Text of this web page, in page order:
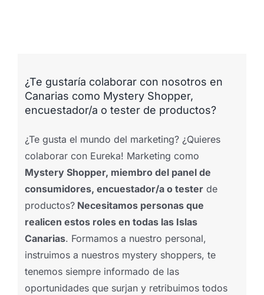
¿Te gustaría colaborar con nosotros en
Canarias como Mystery Shopper,
encuestador/a o tester de productos?
¿Te gusta el mundo del marketing? ¿Quieres
colaborar con Eureka! Marketing como
Mystery Shopper, miembro del panel de
consumidores, encuestador/a o tester de
productos? Necesitamos personas que
realicen estos roles en todas las Islas
Canarias. Formamos a nuestro personal,
instruimos a nuestros mystery shoppers, te
tenemos siempre informado de las
oportunidades que surjan y retribuimos todos